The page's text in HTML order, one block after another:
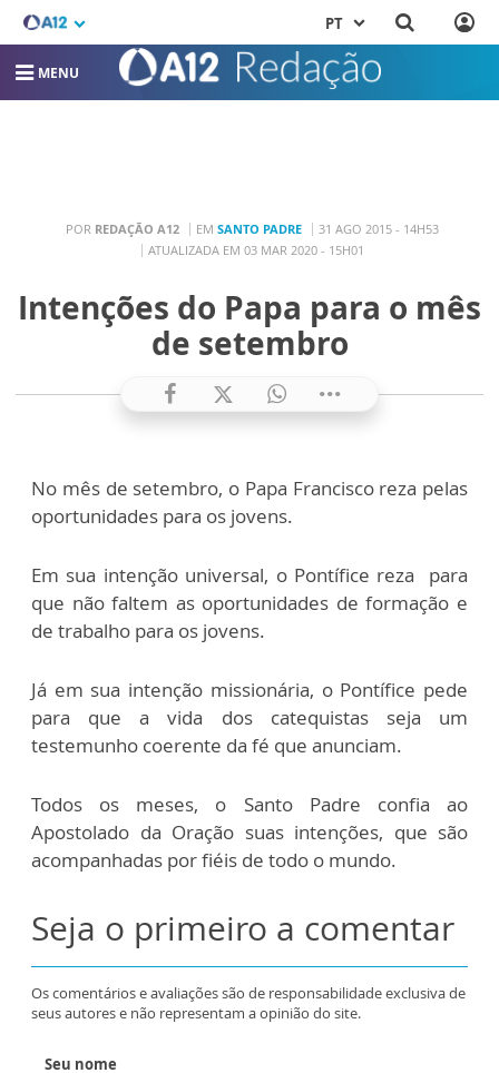
PT
MENU
POR REDAÇÃO A12 EM SANTO PADRE
31 AGO 2015 - 14H53
ATUALIZADA EM 03 MAR 2020 - 15H01
Intenções do Papa para o mês
de setembro
No mês de setembro, o Papa Francisco reza pelas
oportunidades para os jovens.
Em sua intenção universal, o Pontífice reza para
que não faltem as oportunidades de formação e
de trabalho para os jovens.
Já em sua intenção missionária, o Pontífice pede
para que a vida dos catequistas seja um
testemunho coerente da fé que anunciam.
Todos os meses, o Santo Padre confia ao
Apostolado da Oração suas intenções, que são
acompanhadas por fiéis de todo o mundo.
Seja o primeiro a comentar
Os comentários e avaliações são de responsabilidade exclusiva de
seus autores e não representam a opinião do site.
Seu nome